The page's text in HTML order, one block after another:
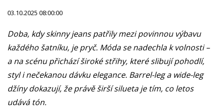
03.10.2025 08:00:00
Doba, kdy skinny jeans patřily mezi povinnou výbavu
každého šatníku, je pryč. Móda se nadechla k volnosti –
a na scénu přichází široké střihy, které slibují pohodlí,
styl i nečekanou dávku elegance. Barrel-leg a wide-leg
džíny dokazují, že právě širší silueta je tím, co letos
udává tón.